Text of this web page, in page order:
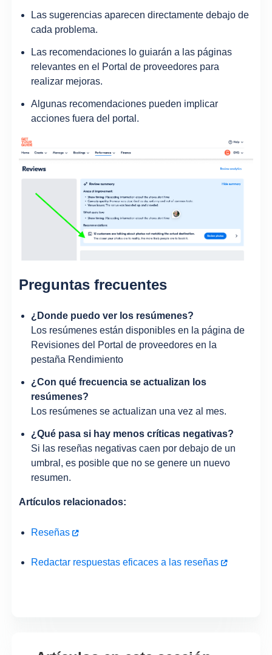
Las sugerencias aparecen directamente debajo de
cada problema.
Las recomendaciones lo guiarán a las páginas
relevantes en el Portal de proveedores para
realizar mejoras.
Algunas recomendaciones pueden implicar
acciones fuera del portal.
Preguntas frecuentes
¿Donde puedo ver los resúmenes?
Los resúmenes están disponibles en la página de
Revisiones del Portal de proveedores en la
pestaña Rendimiento
¿Con qué frecuencia se actualizan los
resúmenes?
Los resúmenes se actualizan una vez al mes.
¿Qué pasa si hay menos críticas negativas?
Si las reseñas negativas caen por debajo de un
umbral, es posible que no se genere un nuevo
resumen.
Artículos relacionados:
Reseñas
Redactar respuestas eficaces a las reseñas